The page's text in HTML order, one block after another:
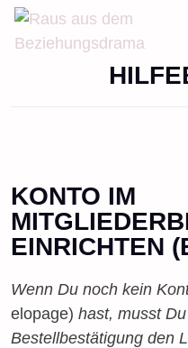
KONTO IM
EINRICHTEN
Wenn Du noch kein
elopage) hast, musst
Bestellbestätigung den